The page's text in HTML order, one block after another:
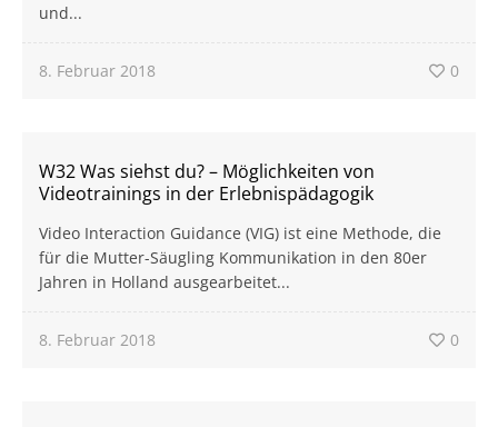
und...
8. Februar 2018 0
W32 Was siehst du? – Möglichkeiten von
Videotrainings in der Erlebnispädagogik
Video Interaction Guidance (VIG) ist eine Methode, die
für die Mutter-Säugling Kommunikation in den 80er
Jahren in Holland ausgearbeitet...
8. Februar 2018 0